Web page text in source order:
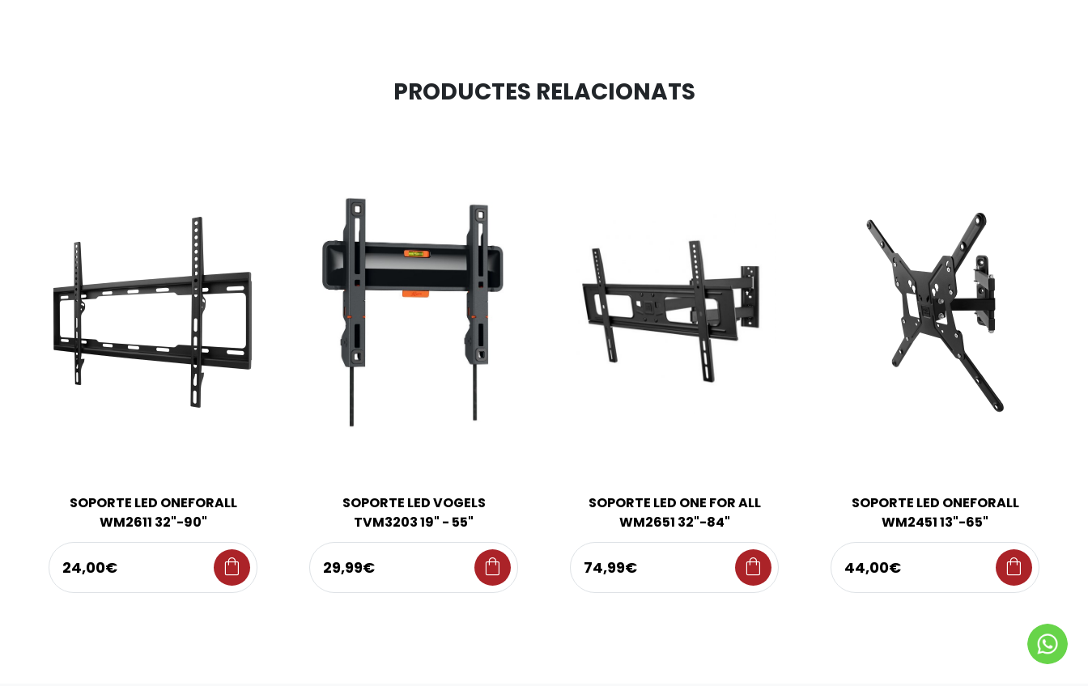
PRODUCTES RELACIONATS
SOPORTE LED ONEFORALL
WM2611 32"-90"
24,00€ shopping_bag
SOPORTE LED VOGELS
TVM3203 19" - 55"
29,99€ shopping_bag
SOPORTE LED ONE FOR ALL
WM2651 32"-84"
74,99€ shopping_bag
SOPORTE LED ONEFORALL
WM2451 13"-65"
44,00€ shopping_bag